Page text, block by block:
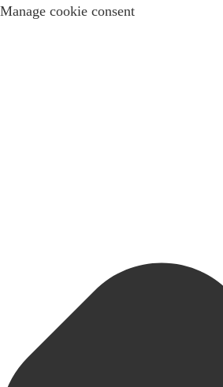
Manage cookie consent